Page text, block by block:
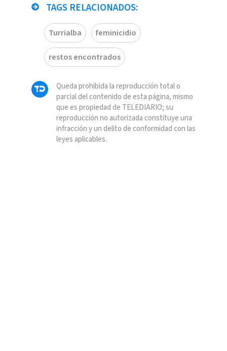
TAGS RELACIONADOS:
Turrialba feminicidio
restos encontrados
Queda prohibida la reproducción total o
parcial del contenido de esta página, mismo
que es propiedad de TELEDIARIO; su
reproducción no autorizada constituye una
infracción y un delito de conformidad con las
leyes aplicables.